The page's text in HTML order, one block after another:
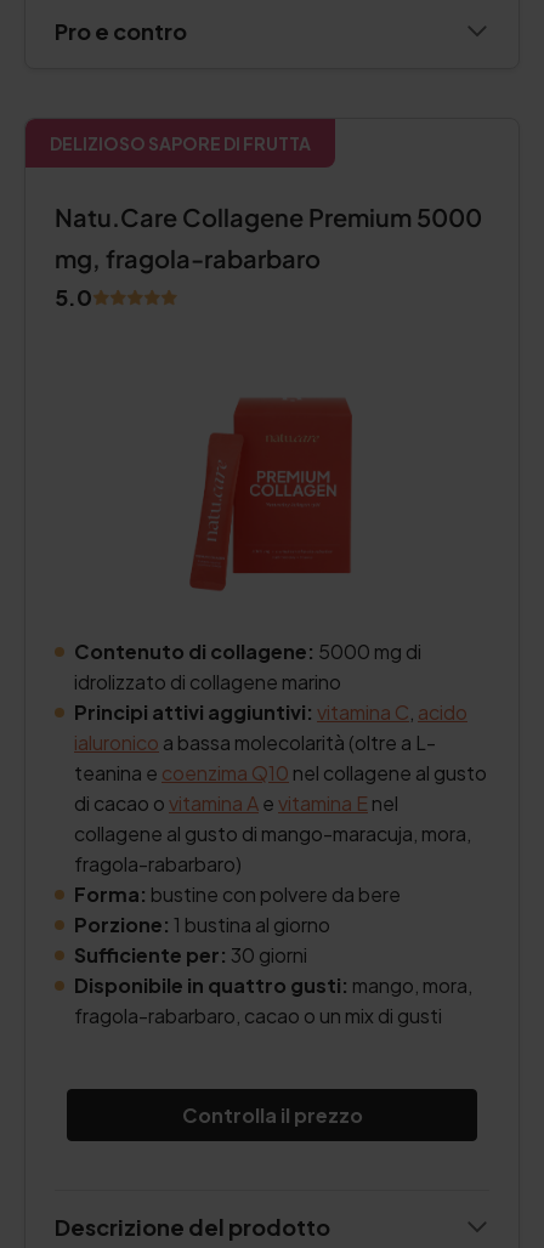
Pro e contro
DELIZIOSO SAPORE DI FRUTTA
Natu.Care Collagene Premium 5000
mg, fragola-rabarbaro
5.0
Contenuto di collagene: 5000 mg di
idrolizzato di collagene marino
Principi attivi aggiuntivi: vitamina C, acido
ialuronico a bassa molecolarità (oltre a L-
teanina e coenzima Q10 nel collagene al gusto
di cacao ovitamina Aevitamina E nel
collagene al gusto di mango-maracuja, mora,
fragola-rabarbaro)
Forma: bustine con polvere da bere
Porzione: 1 bustina al giorno
Sufficiente per: 30 giorni
Disponibile in quattro gusti: mango, mora,
fragola-rabarbaro, cacao o un mix di gusti
Controlla il prezzo
Descrizione del prodotto